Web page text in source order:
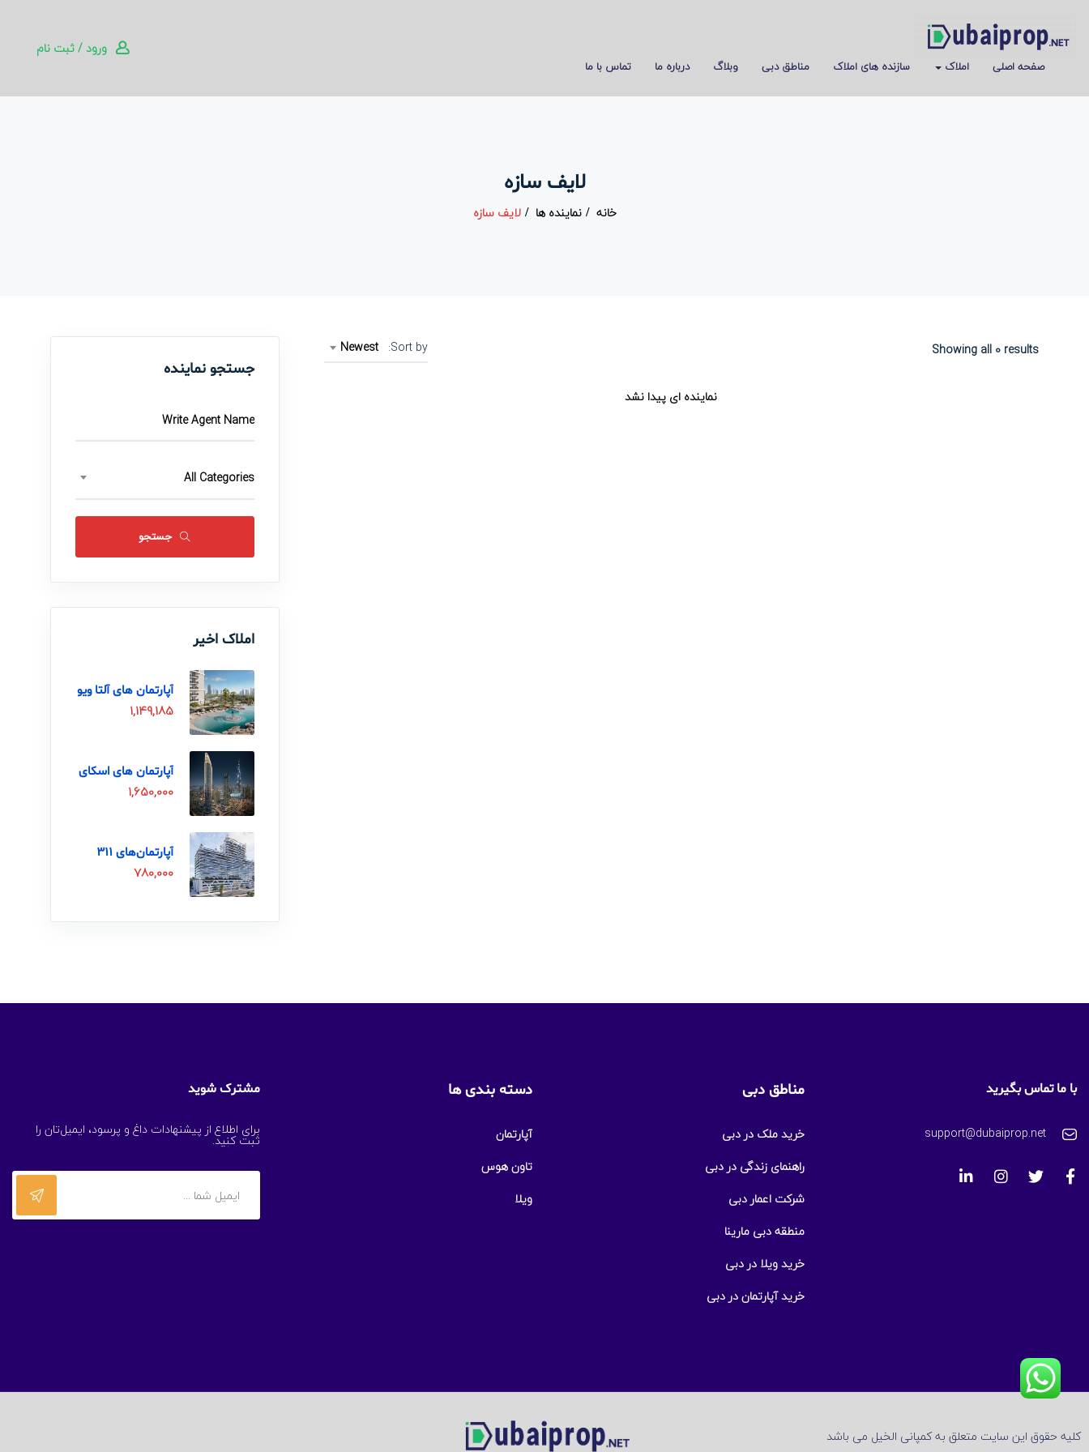
صفحه اصلی املاک سازنده های املاک مناطق دبی وبلاگ درباره ما تماس با ما
ورود / ثبت نام
لایف سازه
خانه نماینده ها لایف سازه
Showing all 0 results
Sort by:
Newest
نماینده ای پیدا نشد
جستجو نماینده
All Categories
جستجو
املاک اخیر
آپارتمان های آلتا ویو
Alta View
1,149,185
آپارتمان های اسکای
بلید Skyblade
1,650,000
آپارتمان‌های 311
بلوار
780,000
با ما تماس بگیرید
support@dubaiprop.net
مناطق دبی
خرید ملک در دبی
راهنمای زندگی در دبی
شرکت اعمار دبی
منطقه دبی مارینا
خرید ویلا در دبی
خرید آپارتمان در دبی
دسته بندی ها
آپارتمان
تاون هوس
ویلا
مشترک شوید
برای اطلاع از پیشنهادات داغ و پرسود، ایمیل‌تان را
ثبت کنید.
کلیه حقوق این سایت متعلق به کمپانی الخیل می باشد